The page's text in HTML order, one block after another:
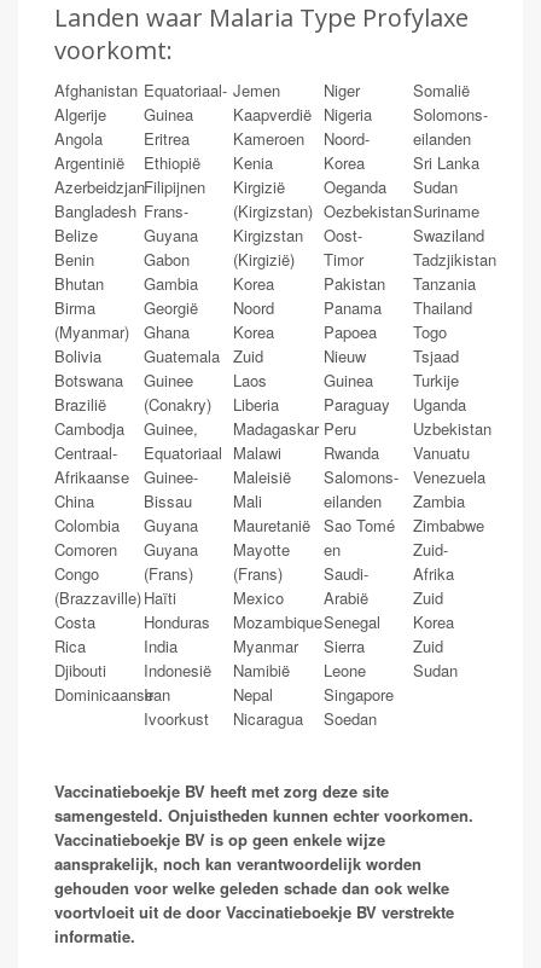
Landen waar Malaria Type Profylaxe
voorkomt:
Afghanistan
Algerije
Angola
Argentinië
Azerbeidzjan
Bangladesh
Belize
Benin
Bhutan
Birma
(Myanmar)
Bolivia
Botswana
Brazilië
Cambodja
Centraal-
Afrikaanse
China
Colombia
Comoren
Congo
(Brazzaville)
Costa
Rica
Djibouti
Dominicaanse
Equatoriaal-
Guinea
Eritrea
Ethiopië
Filipijnen
Frans-
Guyana
Gabon
Gambia
Georgië
Ghana
Guatemala
Guinee
(Conakry)
Guinee,
Equatoriaal
Guinee-
Bissau
Guyana
Guyana
(Frans)
Haïti
Honduras
India
Indonesië
Iran
Ivoorkust
Jemen
Kaapverdië
Kameroen
Kenia
Kirgizië
(Kirgizstan)
Kirgizstan
(Kirgizië)
Korea
Noord
Korea
Zuid
Laos
Liberia
Madagaskar
Malawi
Maleisië
Mali
Mauretanië
Mayotte
(Frans)
Mexico
Mozambique
Myanmar
Namibië
Nepal
Nicaragua
Niger
Nigeria
Noord-
Korea
Oeganda
Oezbekistan
Oost-
Timor
Pakistan
Panama
Papoea
Nieuw
Guinea
Paraguay
Peru
Rwanda
Salomons-
eilanden
Sao Tomé
en
Saudi-
Arabië
Senegal
Sierra
Leone
Singapore
Soedan
Somalië
Solomons-
eilanden
Sri Lanka
Sudan
Suriname
Swaziland
Tadzjikistan
Tanzania
Thailand
Togo
Tsjaad
Turkije
Uganda
Uzbekistan
Vanuatu
Venezuela
Zambia
Zimbabwe
Zuid-
Afrika
Zuid
Korea
Zuid
Sudan
Vaccinatieboekje BV heeft met zorg deze site
samengesteld. Onjuistheden kunnen echter voorkomen.
Vaccinatieboekje BV is op geen enkele wijze
aansprakelijk, noch kan verantwoordelijk worden
gehouden voor welke geleden schade dan ook welke
voortvloeit uit de door Vaccinatieboekje BV verstrekte
informatie.